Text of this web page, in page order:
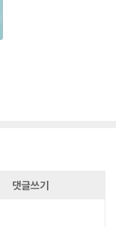
댓글쓰기